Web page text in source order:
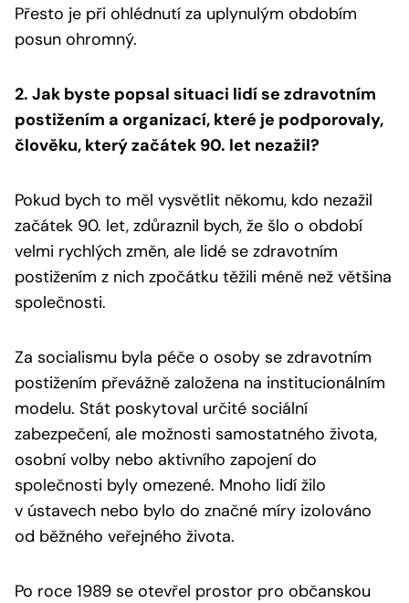
Přesto je při ohlédnutí za uplynulým obdobím
posun ohromný.
2. Jak byste popsal situaci lidí se zdravotním
postižením a organizací, které je podporovaly,
člověku, který začátek 90. let nezažil?
Pokud bych to měl vysvětlit někomu, kdo nezažil
začátek 90. let, zdůraznil bych, že šlo o období
velmi rychlých změn, ale lidé se zdravotním
postižením z nich zpočátku těžili méně než většina
společnosti.
Za socialismu byla péče o osoby se zdravotním
postižením převážně založena na institucionálním
modelu. Stát poskytoval určité sociální
zabezpečení, ale možnosti samostatného života,
osobní volby nebo aktivního zapojení do
společnosti byly omezené. Mnoho lidí žilo
v ústavech nebo bylo do značné míry izolováno
od běžného veřejného života.
Po roce 1989 se otevřel prostor pro občanskou